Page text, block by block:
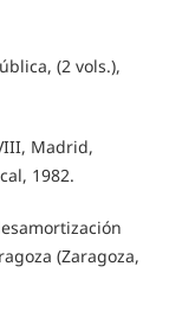
(2 vols.),
Madrid,
1982.
(Zaragoza,